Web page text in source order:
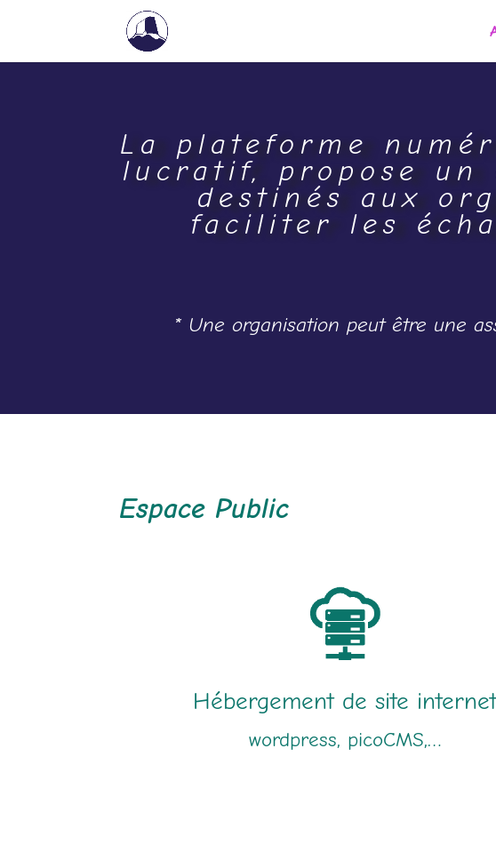
La plateforme
lucratif, propose un
destinés aux
faciliter les
* Une organisation peut être une
Espace Public
Hébergement de site
wordpress, picoCMS,…